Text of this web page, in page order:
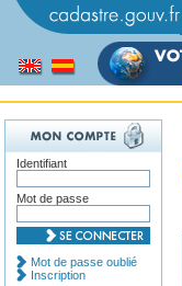
Identifiant
Mot de passe
Mot de passe oublié
Inscription